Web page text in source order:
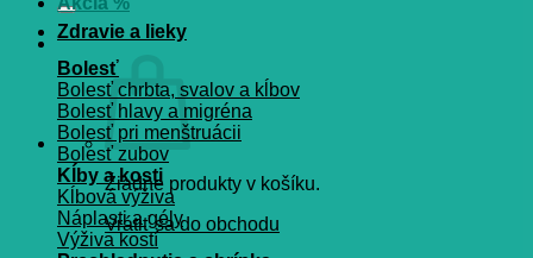
Žiadne produkty v košíku.
Vrátiť sa do obchodu
Zdravie a lieky
Bolesť
Bolesť chrbta, svalov a kĺbov
Bolesť hlavy a migréna
Bolesť pri menštruácii
Bolesť zubov
Kĺby a kosti
Kĺbová výživa
Náplasti a gély
Výživa kostí